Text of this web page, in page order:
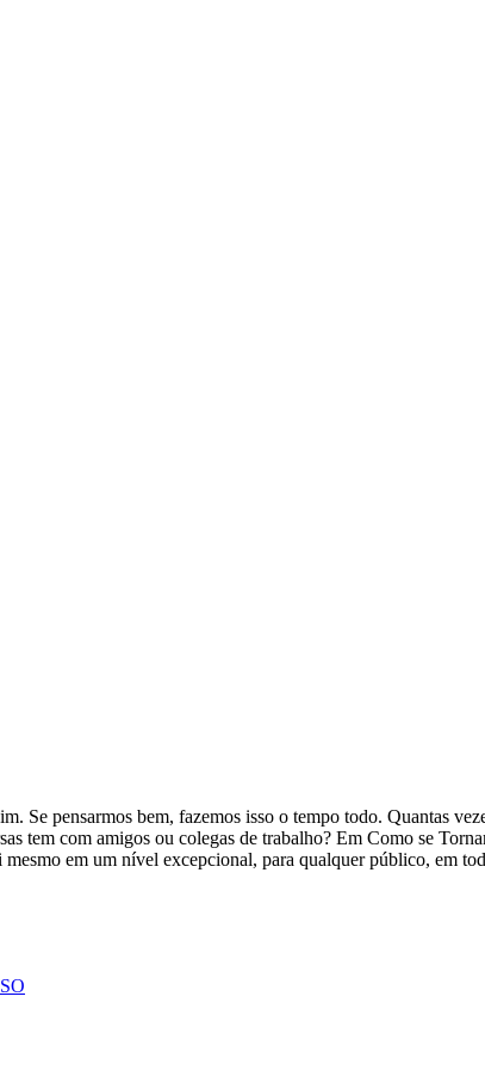
Se pensarmos bem, fazemos isso o tempo todo. Quantas
tem com amigos ou colegas de trabalho? Em Como se
mesmo em um nível excepcional, para qualquer público, em